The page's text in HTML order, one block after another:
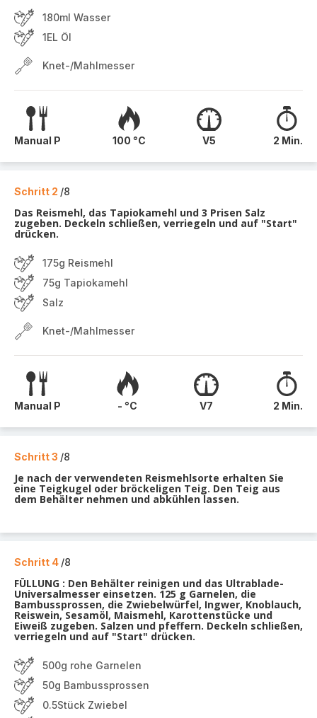
180ml Wasser
1EL Öl
Knet-/Mahlmesser
Manual P 100 °C V5 2 Min.
Schritt 2 /8
Das Reismehl, das Tapiokamehl und 3 Prisen Salz
zugeben. Deckeln schließen, verriegeln und auf "Start"
drücken.
175g Reismehl
75g Tapiokamehl
Salz
Knet-/Mahlmesser
Manual P - °C V7 2 Min.
Schritt 3 /8
Je nach der verwendeten Reismehlsorte erhalten Sie
eine Teigkugel oder bröckeligen Teig. Den Teig aus
dem Behälter nehmen und abkühlen lassen.
Schritt 4 /8
FÜLLUNG : Den Behälter reinigen und das Ultrablade-
Universalmesser einsetzen. 125 g Garnelen, die
Bambussprossen, die Zwiebelwürfel, Ingwer, Knoblauch,
Reiswein, Sesamöl, Maismehl, Karottenstücke und
Eiweiß zugeben. Salzen und pfeffern. Deckeln schließen,
verriegeln und auf "Start" drücken.
500g rohe Garnelen
50g Bambussprossen
0.5Stück Zwiebel